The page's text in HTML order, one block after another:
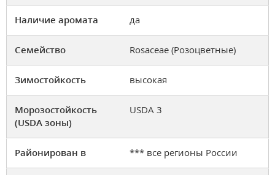
Наличие аромата да
Семейство Rosaceae (Розоцветные)
Зимостойкость высокая
Морозостойкость
(USDA зоны)
USDA 3
Районирован в *** все регионы России